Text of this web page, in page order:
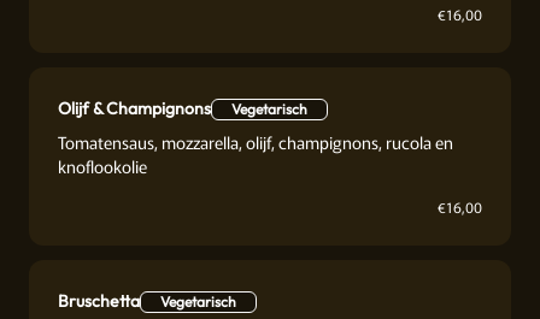
€16,00
Olijf & Champignons Vegetarisch
Tomatensaus, mozzarella, olijf, champignons, rucola en
knoflookolie
€16,00
Bruschetta Vegetarisch